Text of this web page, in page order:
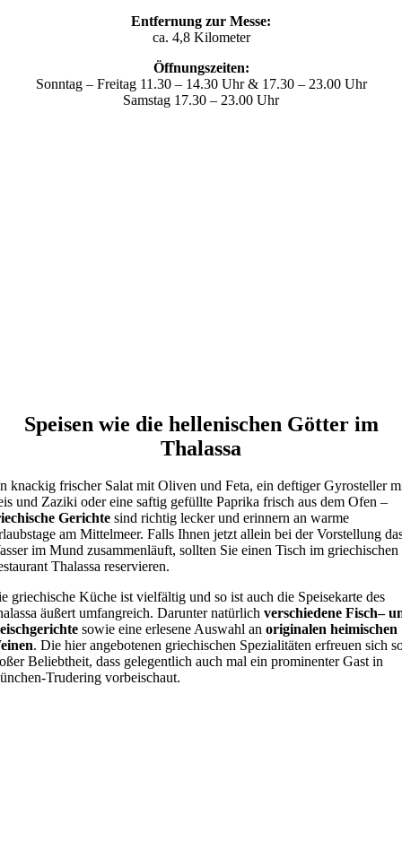
Entfernung zur Messe:
ca. 4,8 Kilometer
Öffnungszeiten:
Sonntag – Freitag 11.30 – 14.30 Uhr & 17.30 – 23.00 Uhr
Samstag 17.30 – 23.00 Uhr
Speisen wie die hellenischen Götter im
Thalassa
knackig frischer Salat mit Oliven und Feta, ein deftiger Gyrosteller
und Zaziki oder eine saftig gefüllte Paprika frisch aus dem Ofen –
Gerichtesind richtig lecker und erinnern an warme
am Mittelmeer. Falls Ihnen jetzt allein bei der Vorstellung
im Mund zusammenläuft, sollten Sie einen Tisch im griechischen
Thalassa reservieren.
griechische Küche ist vielfältig und so ist auch die Speisekarte des
äußert umfangreich. Darunter natürlich verschiedene Fisch–
sowie eine erlesene Auswahl an originalen heimischen
. Die hier angebotenen griechischen Spezialitäten erfreuen sich
Beliebtheit, dass gelegentlich auch mal ein prominenter Gast in
Trudering vorbeischaut.